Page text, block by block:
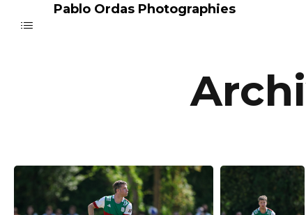
Pablo Ordas Photographies